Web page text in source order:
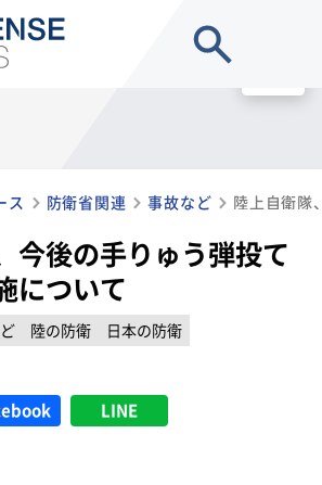
ス 防衛省関連 事故など
今後の手りゅう弾投て
について
陸の防衛
日本の防衛
LINE